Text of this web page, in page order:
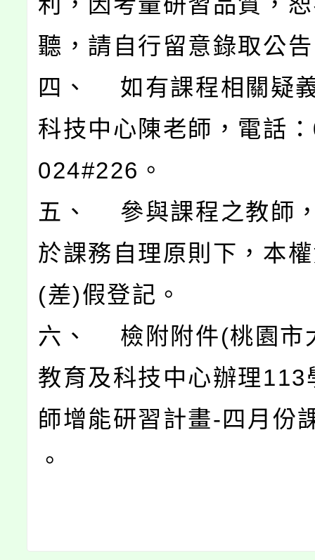
聽，請自行留意錄取公
四、 如有課程相關疑
科技中心陳老師，電話
024#226。
五、 參與課程之教師
於課務自理原則下，本
(差)假登記。
六、 檢附附件(桃園市
教育及科技中心辦理113
師增能研習計畫-四月份
。